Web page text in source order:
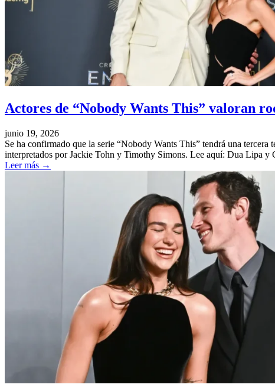
Actores de “Nobody Wants This” valoran
junio 19, 2026
Se ha confirmado que la serie “Nobody Wants This” tendrá una
interpretados por Jackie Tohn y Timothy Simons. Lee aquí: Dua Lipa
Leer más →